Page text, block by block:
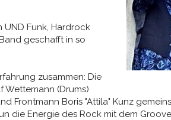
UND Funk, Hardrock
geschafft in so
zusammen: Die
Wettemann (Drums)
Frontmann Boris "Attila" Kunz
die Energie des Rock mit dem